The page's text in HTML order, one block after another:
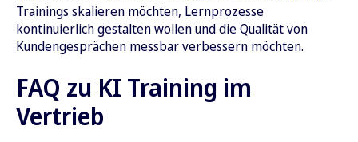
Trainings skalieren möchten, Lernprozesse
kontinuierlich gestalten wollen und die Qualität von
Kundengesprächen messbar verbessern möchten.
FAQ zu KI Training im
Vertrieb